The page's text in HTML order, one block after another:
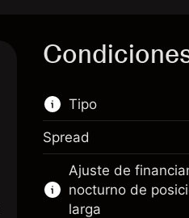
Tipo
Este mercado
hacer trading con
Obtén más
Spread
Ajuste de
nocturno de
larga